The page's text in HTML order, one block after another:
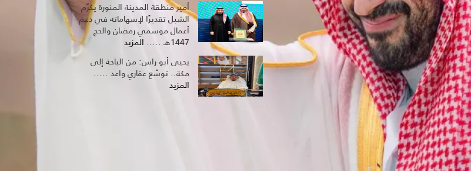
أمير منطقة المدينة المنورة يكرّم
الشبل تقديرًا لإسهاماته في دعم
أعمال موسمي رمضان والحج
1447هـ .....
المزيد
يحيى أبو راس: من الباحة إلى
مكة.. توسّع عقاري واعد .....
المزيد